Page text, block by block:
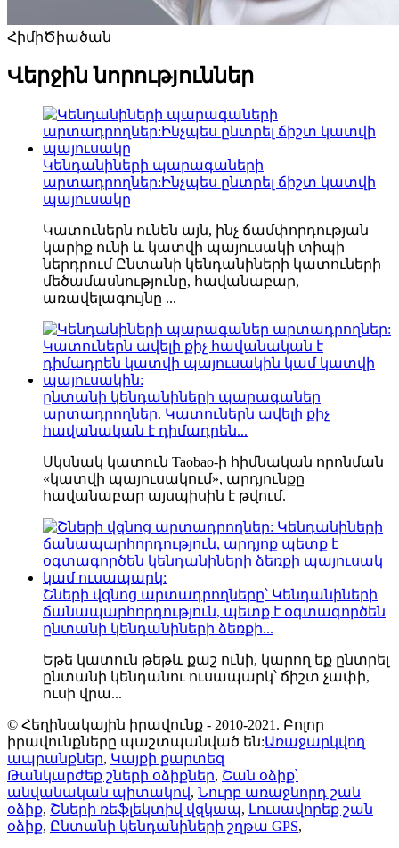
ՀիմիԾիածան
Վերջին նորություններ
Կենդանիների պարագաների
արտադրողներ:Ինչպես ընտրել ճիշտ կատվի
պայուսակը
Կատուներն ունեն այն, ինչ ճամփորդության
կարիք ունի և կատվի պայուսակի տիպի
ներդրում Ընտանի կենդանիների կատուների
մեծամասնությունը, հավանաբար,
առավելագույնը ...
ընտանի կենդանիների պարագաներ
արտադրողներ. Կատուներն ավելի քիչ
հավանական է դիմադրեն...
Սկսնակ կատուն Taobao-ի հիմնական որոնման
«կատվի պայուսակում», արդյունքը
հավանաբար այսպիսին է թվում.
Շների վզնոց արտադրողները՝ Կենդանիների
ճանապարհորդություն, պետք է օգտագործեն
ընտանի կենդանիների ձեռքի...
Եթե ​​կատուն թեթև քաշ ունի, կարող եք ընտրել
ընտանի կենդանու ուսապարկ՝ ճիշտ չափի,
ուսի վրա...
© Հեղինակային իրավունք - 2010-2021. Բոլոր
իրավունքները պաշտպանված են:Առաջարկվող
ապրանքներ, Կայքի քարտեզ
Թանկարժեք շների օձիքներ, Շան օձիք՝
անվանական պիտակով, Նուրբ առաջնորդ շան
օձիք, Շների ռեֆլեկտիվ վզկապ, Լուսավորեք շան
օձիք, Ընտանի կենդանիների շղթա GPS,